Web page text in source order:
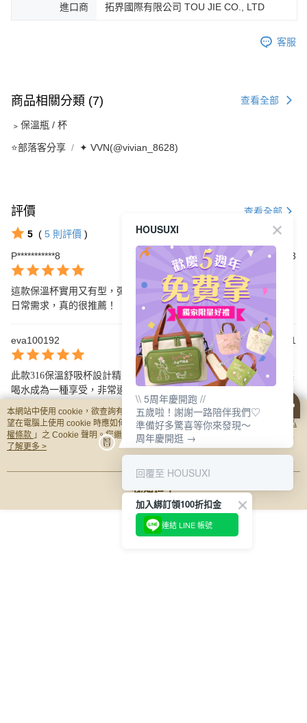
進口商 拓界國際有限公司 TOU JIE CO., LTD
客服
商品相關分類 (7) 查看全部
﹥保溫瓶 / 杯
⭐部落客分享 ✦ VVN(@vivian_8628)
評價 查看全部
5 ( 5 則評價 )
P***********8
2026/06/23
這款保溫杯實用又有型，彈跳吸管設計方便，容量剛好，完美滿足
日常需求，真的很推薦！
eva100192 2025/06/11
此款316保溫舒吸杯設計精美，保溫效果佳，彈跳吸管使用便利，讓
喝水成為一種享受，非常適合日常隨身使用。
其他人也在看
本網站中使用 cookie，欲查詢有關本網站使用 cookie 方式之詳情，及若您不希
望在電腦上使用 cookie 時應如何變更電腦的 cookie 設定，請參閱本網站「
隱私
權條款 」之 Cookie 聲明。您繼續使用本網站即表示您同意本公司得按本網站使
用條款之 Cookie 聲明使用 cookie。
了解更多 >
我知道了
HOUSUXI
\\ 5周年慶開跑 //
五歲啦！謝謝一路陪伴我們♡
準備好多驚喜等你來發現～
周年慶開逛 →
回覆至 HOUSUXI
加入綁訂領100折扣金
連結 LINE 帳號